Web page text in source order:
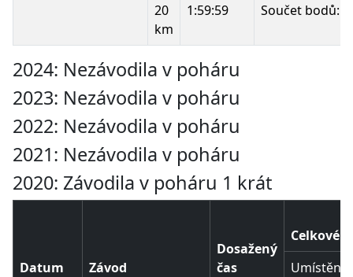
20
km
1:59:59 Součet bodů:
2024: Nezávodila v poháru
2023: Nezávodila v poháru
2022: Nezávodila v poháru
2021: Nezávodila v poháru
2020: Závodila v poháru 1 krát
Datum Závod
Dosažený
čas
Celkové
Umístění